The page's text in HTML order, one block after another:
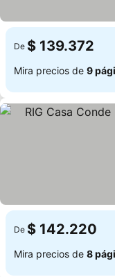
De $ 139.372
Mira precios de 9
De $ 142.220
Mira precios de 8